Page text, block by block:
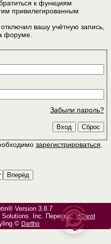
к функциям
привилегированным
вашу учётную запись,
форуме.
Забыли пароль?
зарегистрироваться
Version 3.8.7
Solutions, Inc. Перевод: zCarot
© Dartho